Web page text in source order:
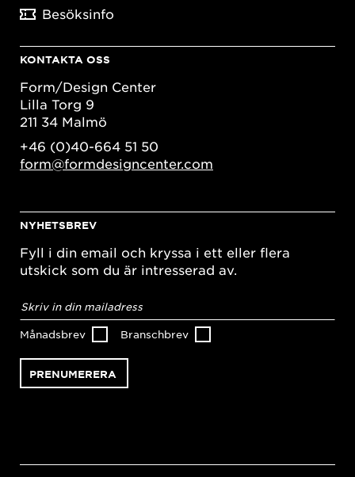
Besöksinfo
KONTAKTA OSS
Form/Design Center
Lilla Torg 9
211 34 Malmö
+46 (0)40-664 51 50
form@formdesigncenter.com
NYHETSBREV
Fyll i din email och kryssa i ett eller flera
utskick som du är intresserad av.
postadress*
Månadsbrev Branschbrev